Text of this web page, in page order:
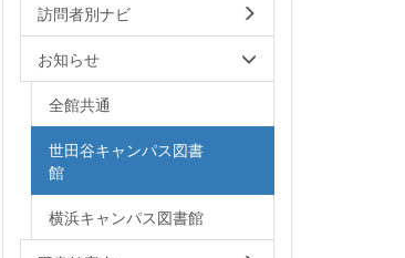
訪問者別ナビ
お知らせ
全館共通
世田谷キャンパス図書
館
横浜キャンパス図書館